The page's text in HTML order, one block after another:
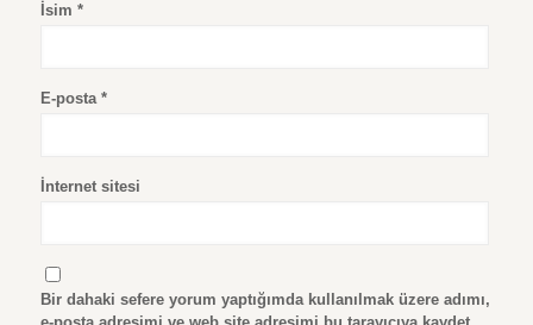
İsim *
E-posta *
İnternet sitesi
Bir dahaki sefere yorum yaptığımda kullanılmak üzere adımı,